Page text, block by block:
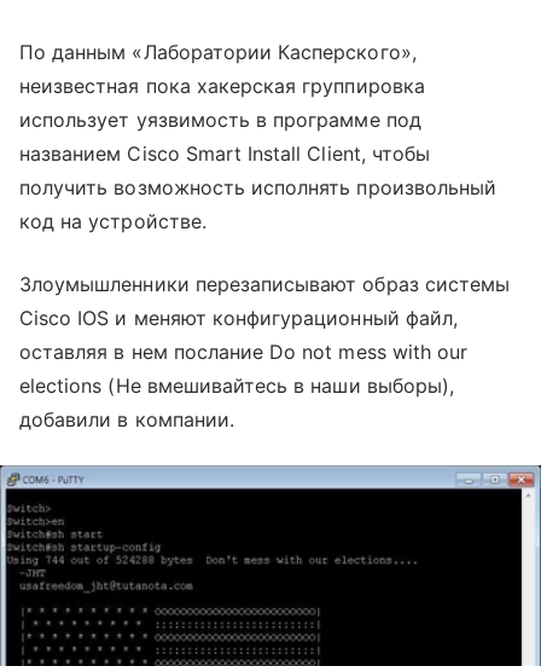
По данным «Лаборатории Касперского»,
неизвестная пока хакерская группировка
использует уязвимость в программе под
названием Cisco Smart Install Client, чтобы
получить возможность исполнять произвольный
код на устройстве.
Злоумышленники перезаписывают образ системы
Cisco IOS и меняют конфигурационный файл,
оставляя в нем послание Do not mess with our
elections (Не вмешивайтесь в наши выборы),
добавили в компании.